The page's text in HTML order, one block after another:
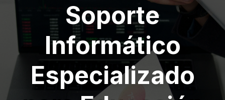
Soporte
Informático
Especializado